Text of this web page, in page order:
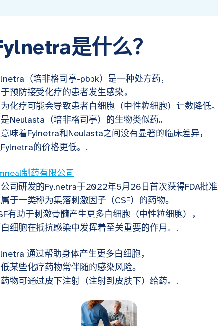
是什么？
（培非格司亭-pbbk）是一种处方药，
预防接受化疗的患者发生感染，
化疗可能会导致患者白细胞（中性粒细胞）计数降低
Neulasta（培非格司亭）的生物类似药。
味着Fylnetra和Neulasta之间没有显著的临床差异，
的价格更低。.
制药有限公司
司研发的Fylnetra于2022年5月26日首次获得FDA批
于一类称为集落刺激因子（CSF）的药物。
有助于刺激骨髓产生更多白细胞（中性粒细胞），
细胞在抵抗感染中发挥着至关重要的作用。.
通过帮助身体产生更多白细胞，
某些化疗药物常伴随的感染风险。
物可通过皮下注射（注射到皮肤下）给药。.